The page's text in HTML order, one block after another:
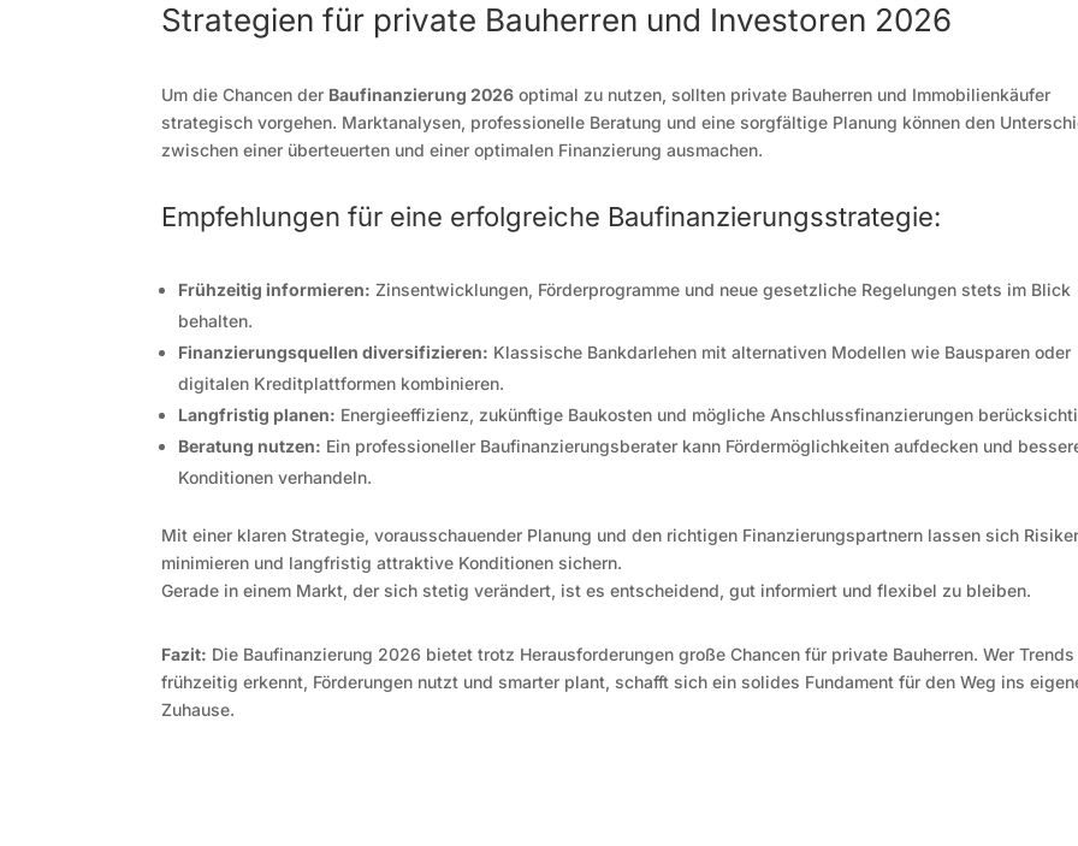
Strategien für private Bauherren und Investoren 2026
Um die Chancen der Baufinanzierung 2026 optimal zu nutzen, sollten private Bauherren und Immobilienkäufer
strategisch vorgehen. Marktanalysen, professionelle Beratung und eine sorgfältige Planung können den
zwischen einer überteuerten und einer optimalen Finanzierung ausmachen.
Empfehlungen für eine erfolgreiche Baufinanzierungsstrategie:
Frühzeitig informieren: Zinsentwicklungen, Förderprogramme und neue gesetzliche Regelungen stets im Blick
behalten.
Finanzierungsquellen diversifizieren: Klassische Bankdarlehen mit alternativen Modellen wie Bausparen oder
digitalen Kreditplattformen kombinieren.
Langfristig planen: Energieeffizienz, zukünftige Baukosten und mögliche Anschlussfinanzierungen
Beratung nutzen: Ein professioneller Baufinanzierungsberater kann Fördermöglichkeiten aufdecken und
Konditionen verhandeln.
Mit einer klaren Strategie, vorausschauender Planung und den richtigen Finanzierungspartnern lassen sich
minimieren und langfristig attraktive Konditionen sichern.
Gerade in einem Markt, der sich stetig verändert, ist es entscheidend, gut informiert und flexibel zu bleiben.
Fazit: Die Baufinanzierung 2026 bietet trotz Herausforderungen große Chancen für private Bauherren. Wer Trends
frühzeitig erkennt, Förderungen nutzt und smarter plant, schafft sich ein solides Fundament für den Weg ins
Zuhause.